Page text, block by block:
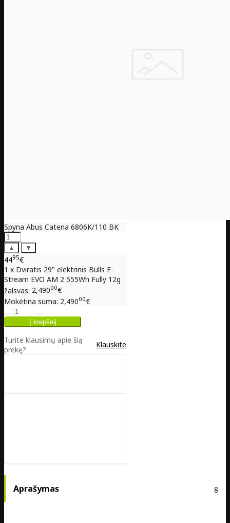
Spyna Abus Catena 6806K/110 BK
▲ ▼
4495€
1 x Dviratis 29" elektrinis Bulls E-
Stream EVO AM 2 555Wh Fully 12g
žalsvas: 2,49000€
Mokėtina suma: 2,49000€
Turite klausimų apie šią
prekę?
Klauskite
Aprašymas